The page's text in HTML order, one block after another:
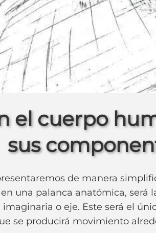
el cuerpo
sus
de manera
en una palanca anatómica, será
o eje. Este será el
se producirá movimiento